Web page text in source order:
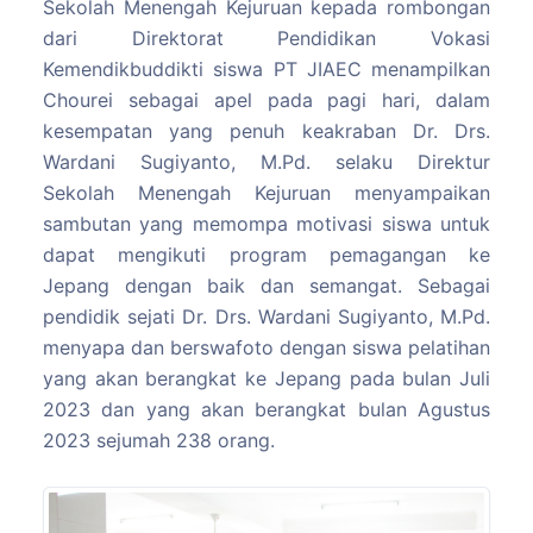
Sekolah Menengah Kejuruan kepada rombongan
dari Direktorat Pendidikan Vokasi
Kemendikbuddikti siswa PT JIAEC menampilkan
Chourei sebagai apel pada pagi hari, dalam
kesempatan yang penuh keakraban Dr. Drs.
Wardani Sugiyanto, M.Pd. selaku Direktur
Sekolah Menengah Kejuruan menyampaikan
sambutan yang memompa motivasi siswa untuk
dapat mengikuti program pemagangan ke
Jepang dengan baik dan semangat. Sebagai
pendidik sejati Dr. Drs. Wardani Sugiyanto, M.Pd.
menyapa dan berswafoto dengan siswa pelatihan
yang akan berangkat ke Jepang pada bulan Juli
2023 dan yang akan berangkat bulan Agustus
2023 sejumah 238 orang.